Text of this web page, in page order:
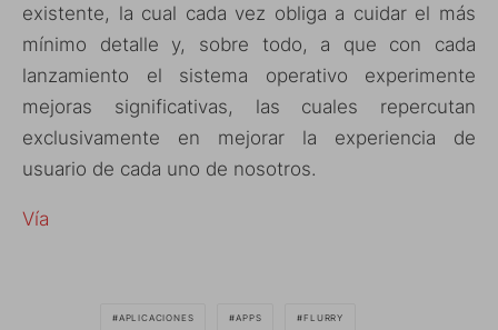
existente, la cual cada vez obliga a cuidar el más
mínimo detalle y, sobre todo, a que con cada
lanzamiento el sistema operativo experimente
mejoras significativas, las cuales repercutan
exclusivamente en mejorar la experiencia de
usuario de cada uno de nosotros.
Vía
APLICACIONES APPS FLURRY